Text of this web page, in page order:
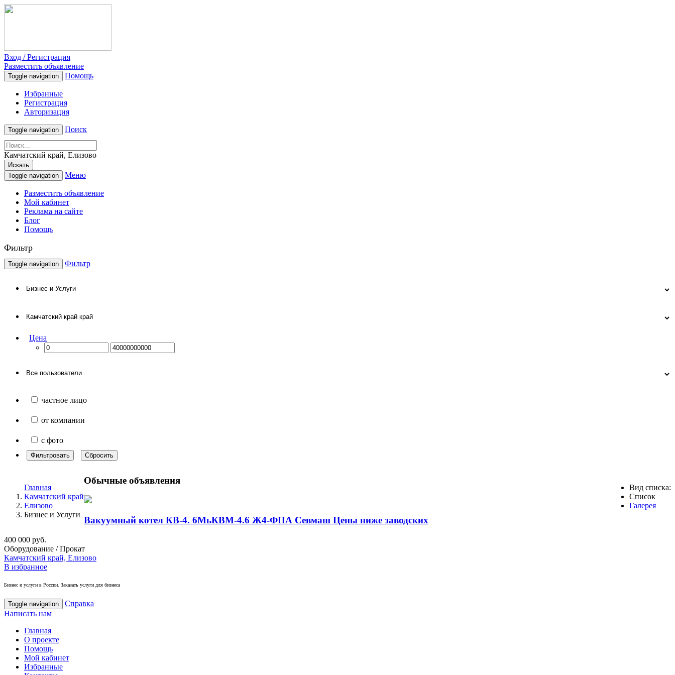
Вход / Регистрация
Разместить объявление
Toggle navigation Помощь
Избранные
Регистрация
Авторизация
Toggle navigation Поиск
Камчатский край, Елизово
Искать
Toggle navigation
Меню
Разместить объявление
Мой кабинет
Реклама на сайте
Блог
Помощь
Фильтр
Toggle navigation Фильтр
Цена
частное лицо
от компании
с фото
Фильтровать Сбросить
Главная
Камчатский край
Елизово
Бизнес и Услуги
Вид списка:
Список
Галерея
Обычные объявления
Вакуумный котел КВ-4. 6МьКВМ-4.6 Ж4-ФПА Севмаш Цены ниже заводских
400 000 руб.
Оборудование / Прокат
Камчатский край, Елизово
В избранное
Бизнес и услуги в России. Заказать услуги для бизнеса
Toggle navigation
Справка
Написать нам
Главная
О проекте
Помощь
Мой кабинет
Избранные